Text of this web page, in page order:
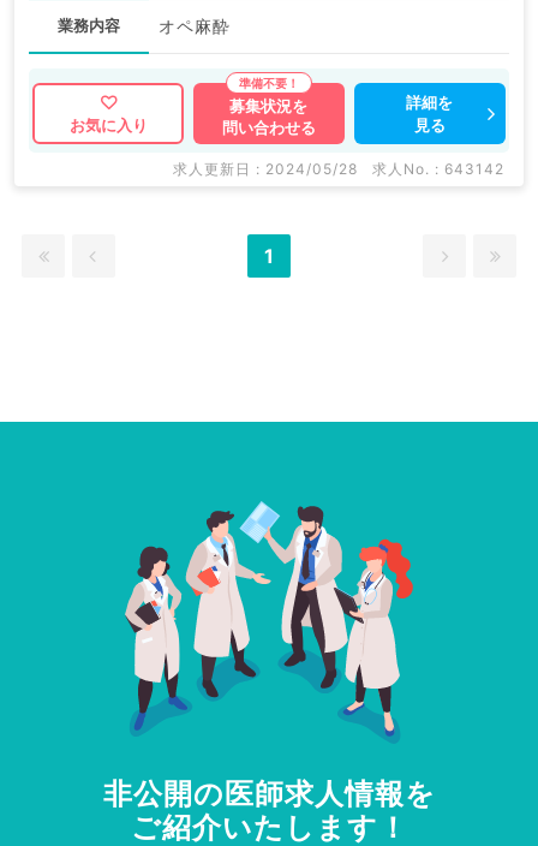
業務内容 オペ麻酔
お気に入り
募集状況を
問い合わせる
詳細を
見る
求人更新日 : 2024/05/28 求人No. : 643142
1
非公開の医師求人情報を
ご紹介いたします！